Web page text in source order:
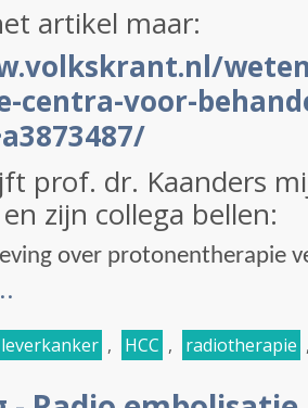
artikel maar:
centra-voor-
prof. dr. Kaanders
zijn collega bellen:
over protonentherapie
leverkanker , HCC , radiotherapie